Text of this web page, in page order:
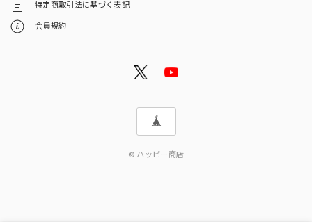
特定商取引法に基づく表記
会員規約
© ハッピー商店